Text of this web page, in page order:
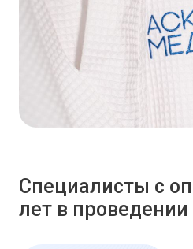
Специалисты с
лет в